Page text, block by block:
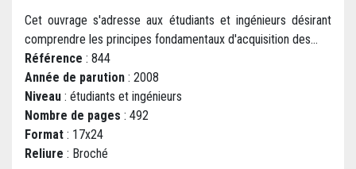
Cet ouvrage s'adresse aux étudiants et ingénieurs désirant
comprendre les principes fondamentaux d'acquisition des...
Référence : 844
Année de parution : 2008
Niveau : étudiants et ingénieurs
Nombre de pages : 492
Format : 17x24
Reliure : Broché